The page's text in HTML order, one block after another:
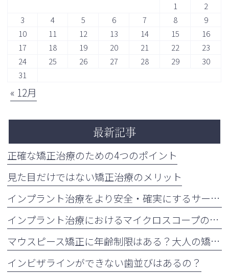
1
2
3
4 5 6 7 8
9
10
11 12 13 14 15
16
17
18 19 20 21 22
23
24
25 26 27 28 29
30
31
« 12月
最新記事
正確な矯正治療のための4つのポイント
見た目だけではない矯正治療のメリット
インプラント治療をより安全・確実にするサージカルガイドの重要性
インプラント治療におけるマイクロスコープの活用について
マウスピース矯正に年齢制限はある？大人の矯正治療が増えている理由も解説
インビザラインができない歯並びはあるの？